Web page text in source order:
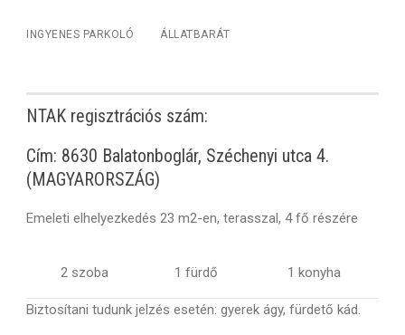
INGYENES PARKOLÓ ÁLLATBARÁT
NTAK regisztrációs szám:
Cím: 8630 Balatonboglár, Széchenyi utca 4.
(MAGYARORSZÁG)
Emeleti elhelyezkedés 23 m2-en, terasszal, 4 fő részére
2 szoba 1 fürdő 1 konyha
Biztosítani tudunk jelzés esetén: gyerek ágy, fürdető kád.